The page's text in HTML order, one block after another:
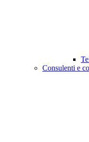
Consulenti e